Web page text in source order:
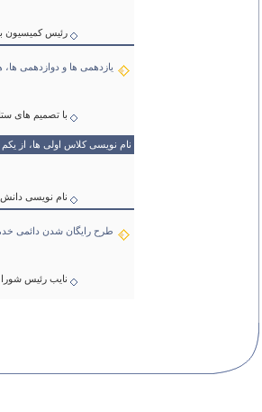
رئیس کمیسیون
یازدهمی ها و دوازدهمی ها،
با تصمیم های
نام نویسی کلاس اولی ها، از یکم
نام نویسی دانش
طرح رایگان شدن دائمی
نایب رئیس